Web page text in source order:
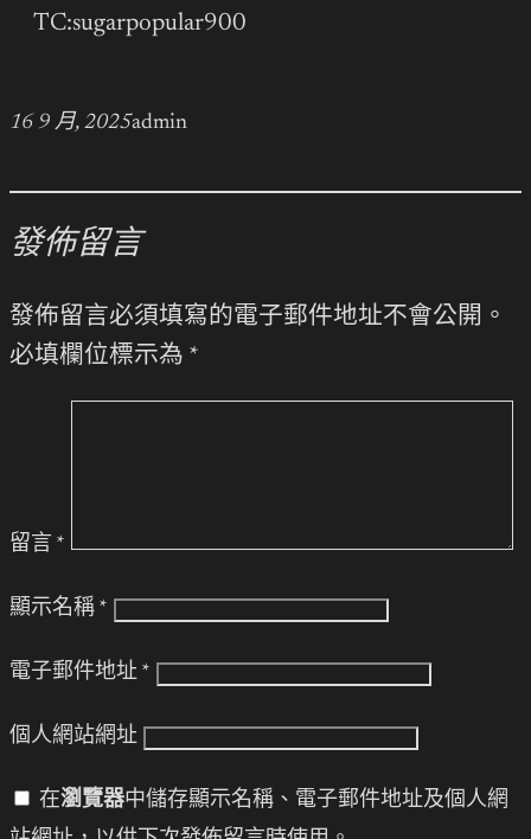
TC:sugarpopular900
16 9 月, 2025admin
發佈留言
發佈留言必須填寫的電子郵件地址不會公開。
必填欄位標示為 *
留言 *
顯示名稱 *
電子郵件地址 *
個人網站網址
在瀏覽器中儲存顯示名稱、電子郵件地址及個人網